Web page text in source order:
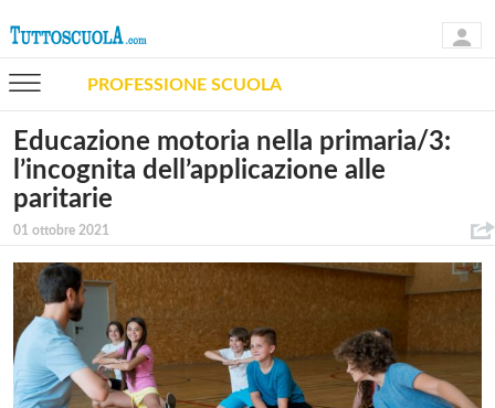
PROFESSIONE SCUOLA
Educazione motoria nella primaria/3:
l’incognita dell’applicazione alle
paritarie
01 ottobre 2021